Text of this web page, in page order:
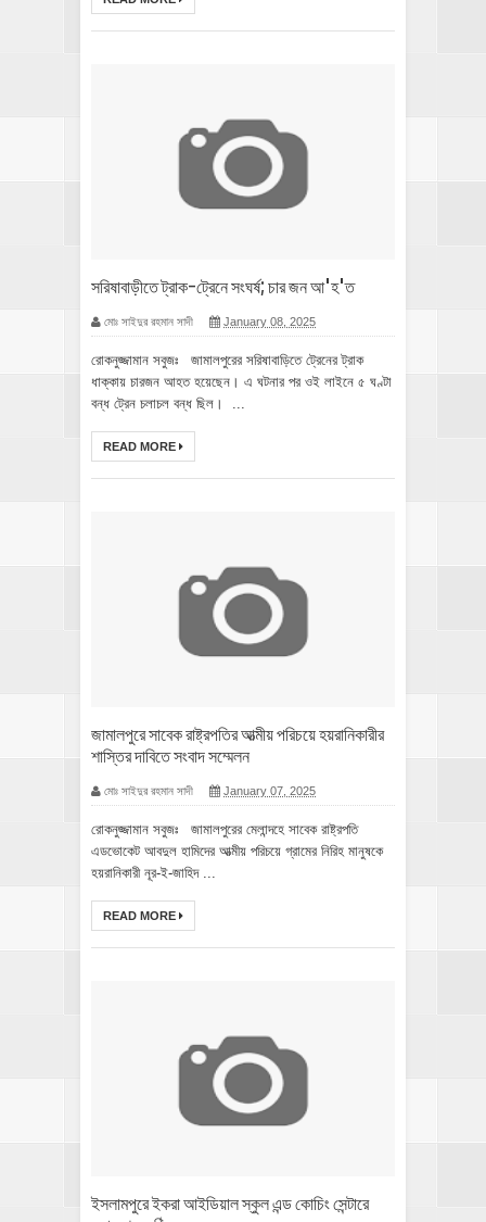
সরিষাবাড়ীতে ট্রাক-ট্রেনে সংঘর্ষ; চার জন আ'হ'ত
মোঃ সাইদুর রহমান সাদী January 08, 2025
রোকনুজ্জামান সবুজঃ জামালপুরের সরিষাবাড়িতে ট্রেনের ট্রাক
ধাক্কায় চারজন আহত হয়েছেন। এ ঘটনার পর ওই লাইনে ৫ ঘণ্টা
বন্ধ ট্রেন চলাচল বন্ধ ছিল। ...
READ MORE
জামালপুরে সাবেক রাষ্ট্রপতির আত্মীয় পরিচয়ে হয়রানিকারীর
শাস্তির দাবিতে সংবাদ সম্মেলন
মোঃ সাইদুর রহমান সাদী January 07, 2025
রোকনুজ্জামান সবুজঃ জামালপুরের মেলান্দহে সাবেক রাষ্ট্রপতি
এডভোকেট আবদুল হামিদের আত্মীয় পরিচয়ে গ্রামের নিরিহ মানুষকে
হয়রানিকারী নূর-ই-জাহিদ ...
READ MORE
ইসলামপুরে ইকরা আইডিয়াল স্কুল এন্ড কোচিং সেন্টারে